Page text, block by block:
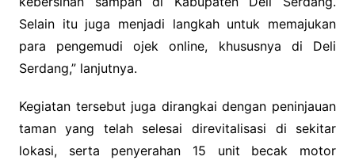
Selain itu juga menjadi langkah untuk memajukan
para pengemudi ojek online, khususnya di Deli
Serdang,” lanjutnya.
Kegiatan tersebut juga dirangkai dengan peninjauan
taman yang telah selesai direvitalisasi di sekitar
lokasi, serta penyerahan 15 unit becak motor